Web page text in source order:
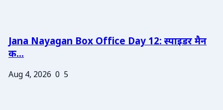
Jana Nayagan Box Office Day 12: स्पाइडर मैन
क...
Aug 4, 2026 0 5